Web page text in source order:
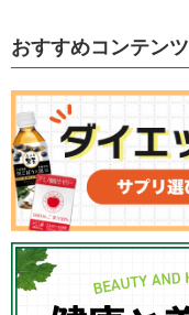
おすすめコンテンツ